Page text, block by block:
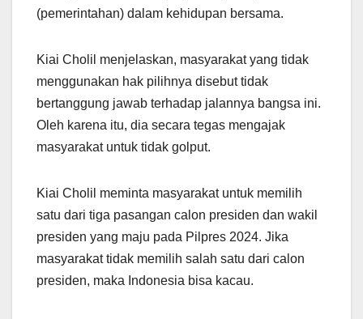
(pemerintahan) dalam kehidupan bersama.
Kiai Cholil menjelaskan, masyarakat yang tidak
menggunakan hak pilihnya disebut tidak
bertanggung jawab terhadap jalannya bangsa ini.
Oleh karena itu, dia secara tegas mengajak
masyarakat untuk tidak golput.
Kiai Cholil meminta masyarakat untuk memilih
satu dari tiga pasangan calon presiden dan wakil
presiden yang maju pada Pilpres 2024. Jika
masyarakat tidak memilih salah satu dari calon
presiden, maka Indonesia bisa kacau.